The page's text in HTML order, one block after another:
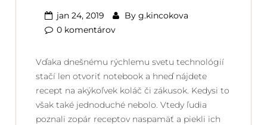
jan 24, 2019 By g.kincokova
0 komentárov
Vďaka dnešnému rýchlemu svetu technológií
stačí len otvoriť notebook a hneď nájdete
recept na akýkoľvek koláč či zákusok. Kedysi to
však také jednoduché nebolo. Vtedy ľudia
poznali zopár receptov naspamäť a piekli ich